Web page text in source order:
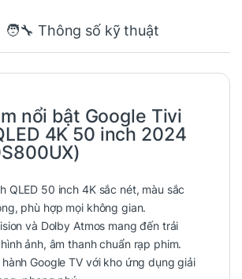
🧑‍🔧 Thông số kỹ thuật
nổi bật Google Tivi
4K 50 inch 2024
QLED 50 inch 4K sắc nét, màu sắc
phù hợp mọi không gian.
và Dolby Atmos mang đến trải
ảnh, âm thanh chuẩn rạp phim.
hành Google TV với kho ứng dụng giải